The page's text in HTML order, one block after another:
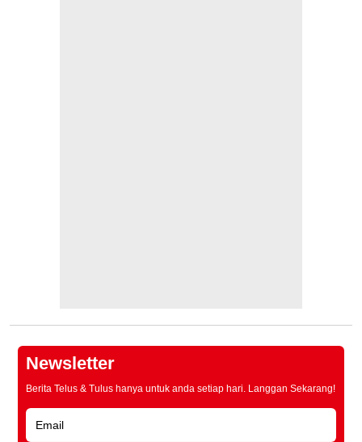
Newsletter
Berita Telus & Tulus hanya untuk anda setiap hari. Langgan Sekarang!